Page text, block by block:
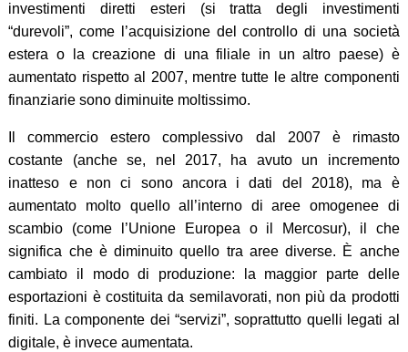
investimenti diretti esteri (si tratta degli investimenti
“durevoli”, come l’acquisizione del controllo di una società
estera o la creazione di una filiale in un altro paese) è
aumentato rispetto al 2007, mentre tutte le altre componenti
finanziarie sono diminuite moltissimo.
Il commercio estero complessivo dal 2007 è rimasto
costante (anche se, nel 2017, ha avuto un incremento
inatteso e non ci sono ancora i dati del 2018), ma è
aumentato molto quello all’interno di aree omogenee di
scambio (come l’Unione Europea o il Mercosur), il che
significa che è diminuito quello tra aree diverse. È anche
cambiato il modo di produzione: la maggior parte delle
esportazioni è costituita da semilavorati, non più da prodotti
finiti. La componente dei “servizi”, soprattutto quelli legati al
digitale, è invece aumentata.